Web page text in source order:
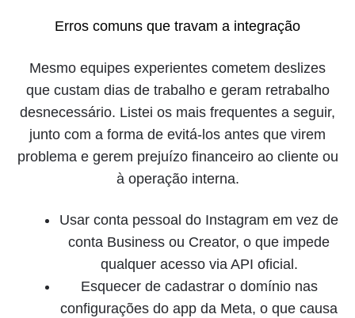
Erros comuns que travam a integração
Mesmo equipes experientes cometem deslizes
que custam dias de trabalho e geram retrabalho
desnecessário. Listei os mais frequentes a seguir,
junto com a forma de evitá-los antes que virem
problema e gerem prejuízo financeiro ao cliente ou
à operação interna.
Usar conta pessoal do Instagram em vez de
conta Business ou Creator, o que impede
qualquer acesso via API oficial.
Esquecer de cadastrar o domínio nas
configurações do app da Meta, o que causa